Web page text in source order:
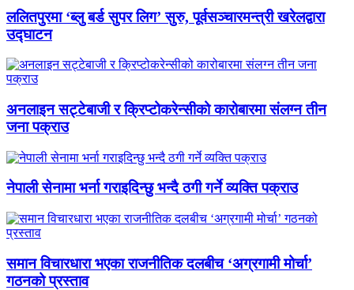
ललितपुरमा ‘ब्लु बर्ड सुपर लिग’ सुरु, पूर्वसञ्चारमन्त्री खरेलद्वारा
उद्घाटन
अनलाइन सट्टेबाजी र क्रिप्टोकरेन्सीको कारोबारमा संलग्न तीन
जना पक्राउ
नेपाली सेनामा भर्ना गराइदिन्छु भन्दै ठगी गर्ने व्यक्ति पक्राउ
समान विचारधारा भएका राजनीतिक दलबीच ‘अग्रगामी मोर्चा’
गठनको प्रस्ताव